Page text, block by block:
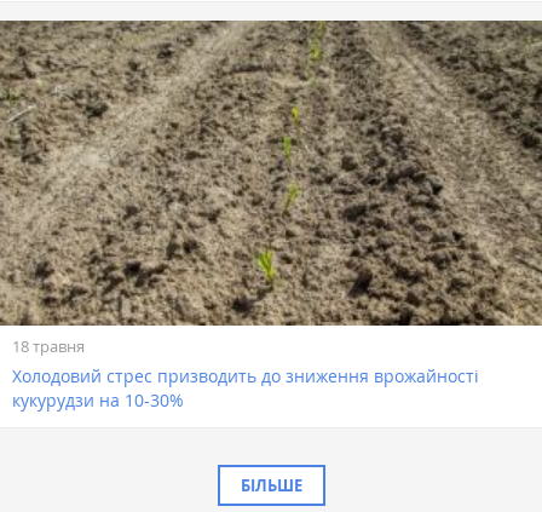
18 травня
Холодовий стрес призводить до зниження врожайності
кукурудзи на 10-30%
БІЛЬШЕ